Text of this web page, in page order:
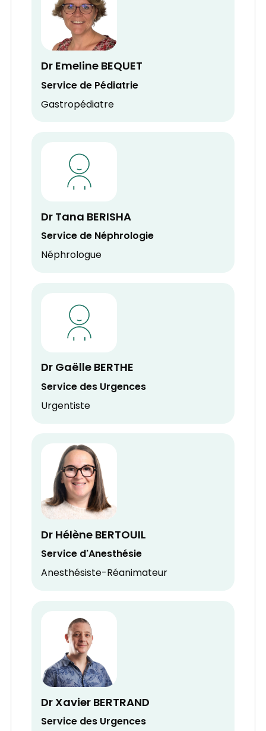
Dr Emeline BEQUET
Service de Pédiatrie
Gastropédiatre
Dr Tana BERISHA
Service de Néphrologie
Néphrologue
Dr Gaëlle BERTHE
Service des Urgences
Urgentiste
Dr Hélène BERTOUIL
Service d'Anesthésie
Anesthésiste-Réanimateur
Dr Xavier BERTRAND
Service des Urgences